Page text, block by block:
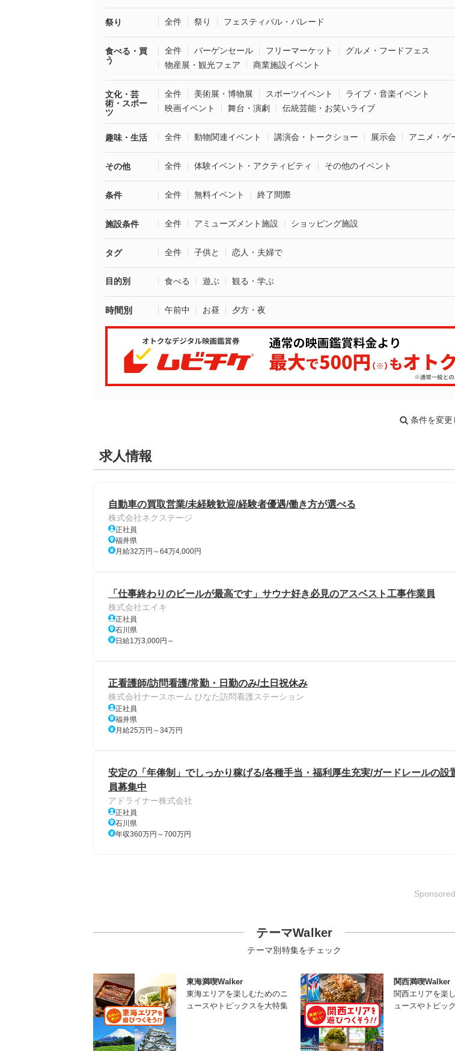
祭り 全件 祭り フェスティバル・パレード
食べる・買
う
全件 バーゲンセール フリーマーケット
グルメ・フードフェス
物産展・観光フェア
商業施設イベント
文化・芸
術・スポー
ツ
全件 美術展・博物展 スポーツイベント
ライブ・音楽イベント
映画イベント
舞台・演劇 伝統芸能・お笑いライブ
趣味・生活 全件 動物関連イベント 講演会・トークショー 展示会 アニメ・ゲ
その他 全件 体験イベント・アクティビティ その他のイベント
条件 全件 無料イベント 終了間際
施設条件 全件 アミューズメント施設 ショッピング施設
タグ 全件 子供と 恋人・夫婦で
目的別 食べる 遊ぶ 観る・学ぶ
時間別 午前中 お昼 夕方・夜
条件を変更
求人情報
自動車の買取営業/未経験歓迎/経験者優遇/働き方が選べる
株式会社ネクステージ
正社員
福井県
月給32万円～64万4,000円
「仕事終わりのビールが最高です」サウナ好き必見のアスベスト工事作業員
株式会社エイキ
正社員
石川県
日給1万3,000円～
正看護師/訪問看護/常勤・日勤のみ/土日祝休み
株式会社ナースホーム ひなた訪問看護ステーション
正社員
福井県
月給25万円～34万円
安定の「年俸制」でしっかり稼げる/各種手当・福利厚生充実/ガードレールの設
員募集中
アドライナー株式会社
正社員
石川県
年収360万円～700万円
テーマWalker
テーマ別特集をチェック
東海満喫Walker
東海エリアを楽しむためのニ
ュースやトピックスを大特集
関西満喫Walker
関西エリアを楽
ュースやトピッ